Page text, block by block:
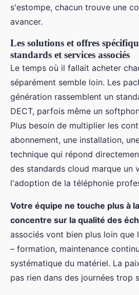
s'estompe, chacun trouve une
avancer.
Les solutions et offres
standards et services associés
Le temps où il fallait acheter
séparément semble loin. Les
génération rassemblent un
DECT, parfois même un
Plus besoin de multiplier les
abonnement, une installation,
technique qui répond
des standards cloud marque un
l'adoption de la téléphonie
Votre équipe ne touche plus à
concentre sur la qualité des
associés vont bien plus loin que
– formation, maintenance
systématique du matériel. La
pas rien dans des journées trop